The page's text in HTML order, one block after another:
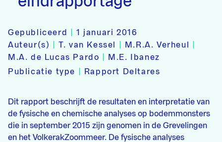
Gepubliceerd |1 januari 2016
Auteur(s)
|T. van Kessel M.R.A. Verheul
M.A. de Lucas Pardo
M.E. Ibanez
Publicatie type
Rapport Deltares
Dit rapport beschrijft de resultaten en interpretatie van
de fysische en chemische analyses op bodemmonsters
die in september 2015 zijn genomen in de Grevelingen
en het VolkerakZoommeer. De fysische analyses